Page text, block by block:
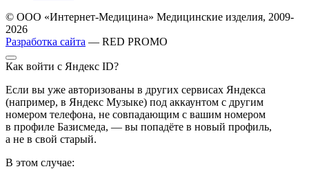
© ООО «Интернет-Медицина» Медицинские изделия, 2009-
2026
Разработка сайта — RED PROMO
Как войти с Яндекс ID?
Если вы уже авторизованы в других сервисах Яндекса
(например, в Яндекс Музыке) под аккаунтом с другим
номером телефона, не совпадающим с вашим номером
в профиле Базисмеда, — вы попадёте в новый профиль,
а не в свой старый.
В этом случае: